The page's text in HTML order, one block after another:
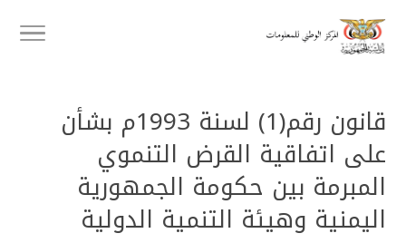
قانون رقم(1) لسنة 1993م بشأن
على اتفاقية القرض التنموي
المبرمة بين حكومة الجمهورية
اليمنية وهيئة التنمية الدولية